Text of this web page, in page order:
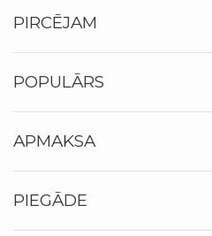
PIRCĒJAM
POPULĀRS
APMAKSA
PIEGĀDE